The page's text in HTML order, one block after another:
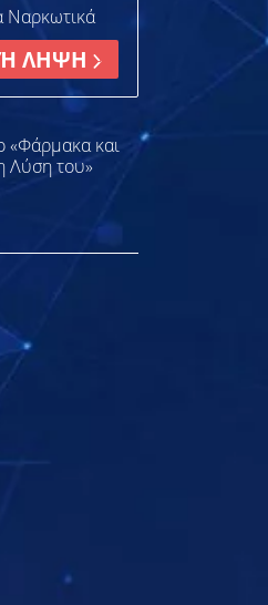
Ναρκωτικά
Ή ΛΗΨΗ
«Φάρμακα και
Λύση του»